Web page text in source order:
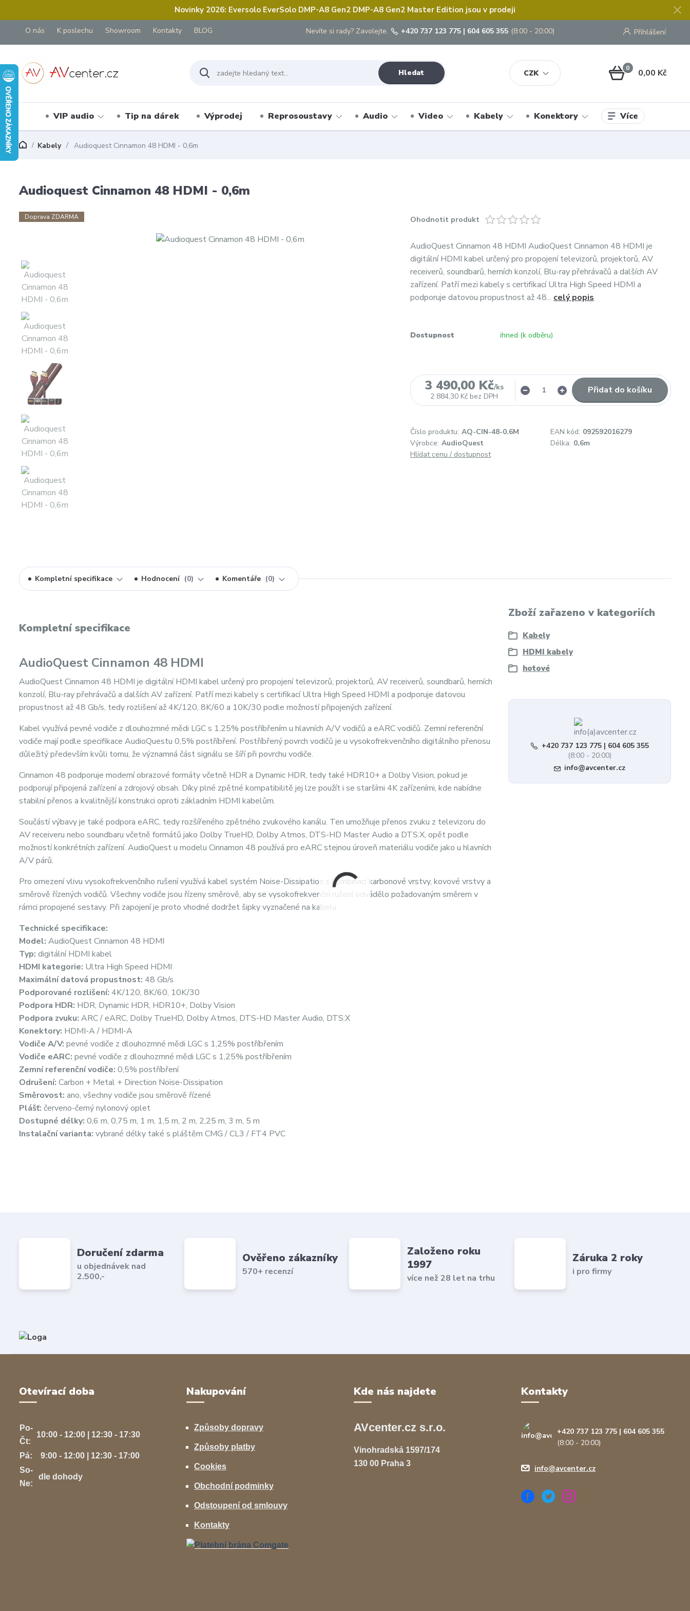
Novinky 2026: Eversolo EverSolo DMP-A8 Gen2 DMP-A8 Gen2 Master Edition jsou v prodeji
O nás K poslechu Showroom Kontakty BLOG
CZK
Přihlášení
Hledat
Nevíte si rady? Zavolejte. +420 737 123 775 | 604 605 355 (8:00 - 20:00)
0 0,00 Kč
VIP audio Tip na dárek Výprodej Reprosoustavy Audio Video Kabely Konektory Více
Kabely Audioquest Cinnamon 48 HDMI - 0,6m
Audioquest Cinnamon 48 HDMI - 0,6m
Doprava ZDARMA Ohodnotit produkt
AudioQuest Cinnamon 48 HDMI AudioQuest Cinnamon 48 HDMI je
digitální HDMI kabel určený pro propojení televizorů, projektorů, AV
receiverů, soundbarů, herních konzolí, Blu-ray přehrávačů a dalších AV
zařízení. Patří mezi kabely s certifikací Ultra High Speed HDMI a
podporuje datovou propustnost až 48... celý popis
Dostupnost ihned (k odběru)
3 490,00 Kč/ks
2 884,30 Kč bez DPH
Přidat do košíku
Číslo produktu: AQ-CIN-48-0.6M EAN kód: 092592016279
Výrobce: AudioQuest Délka: 0,6m
Hlídat cenu / dostupnost
Kompletní specifikace Hodnocení 0 Komentáře 0
Kompletní specifikace
AudioQuest Cinnamon 48 HDMI
AudioQuest Cinnamon 48 HDMI je digitální HDMI kabel určený pro propojení televizorů, projektorů, AV receiverů, soundbarů, herních
konzolí, Blu-ray přehrávačů a dalších AV zařízení. Patří mezi kabely s certifikací Ultra High Speed HDMI a podporuje datovou
propustnost až 48 Gb/s, tedy rozlišení až 4K/120, 8K/60 a 10K/30 podle možností připojených zařízení.
Kabel využívá pevné vodiče z dlouhozrnné mědi LGC s 1,25% postříbřením u hlavních A/V vodičů a eARC vodičů. Zemní referenční
vodiče mají podle specifikace AudioQuestu 0,5% postříbření. Postříbřený povrch vodičů je u vysokofrekvenčního digitálního přenosu
důležitý především kvůli tomu, že významná část signálu se šíří při povrchu vodiče.
Cinnamon 48 podporuje moderní obrazové formáty včetně HDR a Dynamic HDR, tedy také HDR10+ a Dolby Vision, pokud je
podporují připojená zařízení a zdrojový obsah. Díky plné zpětné kompatibilitě jej lze použít i se staršími 4K zařízeními, kde nabídne
stabilní přenos a kvalitnější konstrukci oproti základním HDMI kabelům.
Součástí výbavy je také podpora eARC, tedy rozšířeného zpětného zvukového kanálu. Ten umožňuje přenos zvuku z televizoru do
AV receiveru nebo soundbaru včetně formátů jako Dolby TrueHD, Dolby Atmos, DTS-HD Master Audio a DTS:X, opět podle
možností konkrétních zařízení. AudioQuest u modelu Cinnamon 48 používá pro eARC stejnou úroveň materiálu vodiče jako u hlavních
A/V párů.
Pro omezení vlivu vysokofrekvenčního rušení využívá kabel systém Noise-Dissipation s kombinací karbonové vrstvy, kovové vrstvy a
směrově řízených vodičů. Všechny vodiče jsou řízeny směrově, aby se vysokofrekvenční rušení odvádělo požadovaným směrem v
rámci propojené sestavy. Při zapojení je proto vhodné dodržet šipky vyznačené na kabelu.
Technické specifikace:
Model: AudioQuest Cinnamon 48 HDMI
Typ: digitální HDMI kabel
HDMI kategorie: Ultra High Speed HDMI
Maximální datová propustnost: 48 Gb/s
Podporované rozlišení: 4K/120, 8K/60, 10K/30
Podpora HDR: HDR, Dynamic HDR, HDR10+, Dolby Vision
Podpora zvuku: ARC / eARC, Dolby TrueHD, Dolby Atmos, DTS-HD Master Audio, DTS:X
Konektory: HDMI-A / HDMI-A
Vodiče A/V: pevné vodiče z dlouhozrnné mědi LGC s 1,25% postříbřením
Vodiče eARC: pevné vodiče z dlouhozrnné mědi LGC s 1,25% postříbřením
Zemní referenční vodiče: 0,5% postříbření
Odrušení: Carbon + Metal + Direction Noise-Dissipation
Směrovost: ano, všechny vodiče jsou směrově řízené
Plášť: červeno-černý nylonový oplet
Dostupné délky: 0,6 m, 0,75 m, 1 m, 1,5 m, 2 m, 2,25 m, 3 m, 5 m
Instalační varianta: vybrané délky také s pláštěm CMG / CL3 / FT4 PVC
Zboží zařazeno v kategoriích
Kabely
HDMI kabely
hotové
+420 737 123 775 | 604 605 355
(8:00 - 20:00)
info@avcenter.cz
Doručení zdarma
u objednávek nad
2.500,-
Ověřeno zákazníky
570+ recenzí
Založeno roku
1997
více než 28 let na trhu
Záruka 2 roky
i pro firmy
Otevírací doba
Po-
Čt:
10:00 - 12:00 | 12:30 - 17:30
Pá:
9:00 - 12:00 | 12:30 - 17:00
So-
Ne:
dle dohody
Nakupování
Způsoby dopravy
Způsoby platby
Cookies
Obchodní podminky
Odstoupení od smlouvy
Kontakty
Kde nás najdete
AVcenter.cz s.r.o.
Vinohradská 1597/174
130 00 Praha 3
Kontakty
+420 737 123 775 | 604 605 355
(8:00 - 20:00)
info@avcenter.cz